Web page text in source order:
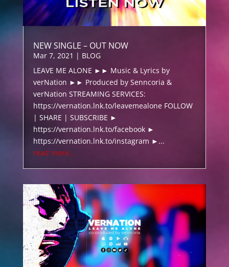
NEW SINGLE – OUT NOW
Mar 7, 2021 | BLOG
LEAVE ME ALONE ►► Music & Lyrics by
verNation ►► Produced by Senncoria &
verNation STREAMING SERVICES:
https://vernation.lnk.to/leavemealone FOLLOW
| SHARE | SUBSCRIBE ►
https://vernation.lnk.to/facebook ►
https://vernation.lnk.to/instagram ►...
read more...